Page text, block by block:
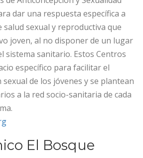
dar una respuesta específica a
salud sexual y reproductiva que
joven, al no disponer de un lugar
sistema sanitario. Estos Centros
específico para facilitar el
sexual de los jóvenes y se plantean
a la red socio-sanitaria de cada
El Bosque